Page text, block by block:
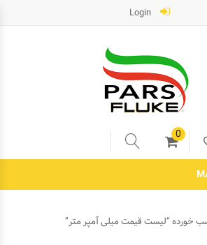
0
خورده “لیست قیمت میلی آمپر متر”